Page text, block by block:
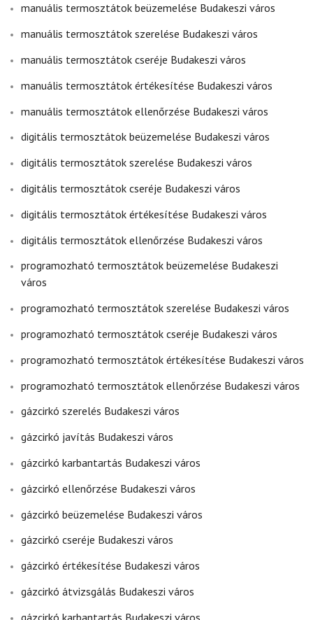
manuális termosztátok beüzemelése Budakeszi város
manuális termosztátok szerelése Budakeszi város
manuális termosztátok cseréje Budakeszi város
manuális termosztátok értékesítése Budakeszi város
manuális termosztátok ellenőrzése Budakeszi város
digitális termosztátok beüzemelése Budakeszi város
digitális termosztátok szerelése Budakeszi város
digitális termosztátok cseréje Budakeszi város
digitális termosztátok értékesítése Budakeszi város
digitális termosztátok ellenőrzése Budakeszi város
programozható termosztátok beüzemelése Budakeszi
város
programozható termosztátok szerelése Budakeszi város
programozható termosztátok cseréje Budakeszi város
programozható termosztátok értékesítése Budakeszi város
programozható termosztátok ellenőrzése Budakeszi város
gázcirkó szerelés Budakeszi város
gázcirkó javítás Budakeszi város
gázcirkó karbantartás Budakeszi város
gázcirkó ellenőrzése Budakeszi város
gázcirkó beüzemelése Budakeszi város
gázcirkó cseréje Budakeszi város
gázcirkó értékesítése Budakeszi város
gázcirkó átvizsgálás Budakeszi város
gázcirkó karbantartás Budakeszi város